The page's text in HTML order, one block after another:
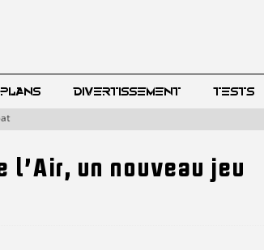
DIVERTISSEMENT TESTS
un nouveau jeu